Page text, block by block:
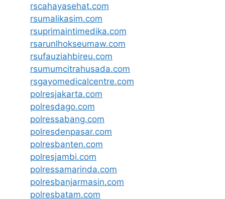
rscahayasehat.com
rsumalikasim.com
rsuprimaintimedika.com
rsarunlhokseumaw.com
rsufauziahbireu.com
rsumumcitrahusada.com
rsgayomedicalcentre.com
polresjakarta.com
polresdago.com
polressabang.com
polresdenpasar.com
polresbanten.com
polresjambi.com
polressamarinda.com
polresbanjarmasin.com
polresbatam.com